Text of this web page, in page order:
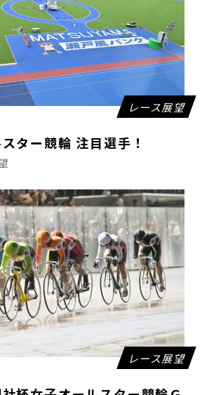
レース展望
ター競輪 注目選手！
レース展望